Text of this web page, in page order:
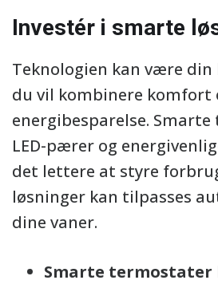
Investér i smarte
Teknologien kan være din
du vil kombinere komfort
energibesparelse.
LED-pærer og
det lettere at styre
løsninger kan tilpasses
dine vaner.
Smarte termostater